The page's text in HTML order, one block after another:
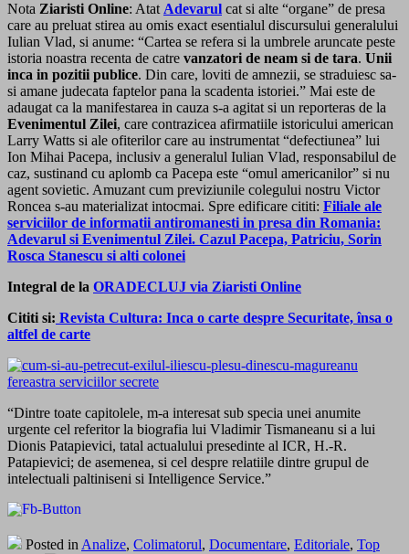
Nota Ziaristi Online: Atat Adevarul cat si alte “organe” de presa
care au preluat stirea au omis exact esentialul discursului generalului
Iulian Vlad, si anume: “Cartea se refera si la umbrele aruncate peste
istoria noastra recenta de catre vanzatori de neam si de tara. Unii
inca in pozitii publice. Din care, loviti de amnezii, se straduiesc sa-
si amane judecata faptelor pana la scadenta istoriei.” Mai este de
adaugat ca la manifestarea in cauza s-a agitat si un reporteras de la
Evenimentul Zilei, care contrazicea afirmatiile istoricului american
Larry Watts si ale ofiterilor care au instrumentat “defectiunea” lui
Ion Mihai Pacepa, inclusiv a generalul Iulian Vlad, responsabilul de
caz, sustinand cu aplomb ca Pacepa este “omul americanilor” si nu
agent sovietic. Amuzant cum previziunile colegului nostru Victor
Roncea s-au materializat intocmai. Spre edificare cititi: Filiale ale
serviciilor de informatii antiromanesti in presa din Romania:
Adevarul si Evenimentul Zilei. Cazul Pacepa, Patriciu, Sorin
Rosca Stanescu si alti colonei
Integral de la ORADECLUJ via Ziaristi Online
Cititi si: Revista Cultura: Inca o carte despre Securitate, însa o
altfel de carte
“Dintre toate capitolele, m-a interesat sub specia unei anumite
urgente cel referitor la biografia lui Vladimir Tismaneanu si a lui
Dionis Patapievici, tatal actualului presedinte al ICR, H.-R.
Patapievici; de asemenea, si cel despre relatiile dintre grupul de
intelectuali paltiniseni si Intelligence Service.”
Posted in Analize, Colimatorul, Documentare, Editoriale, Top